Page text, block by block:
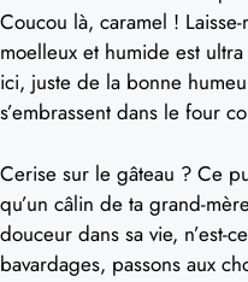
Coucou là, caramel !
moelleux et humide est
ici, juste de la bonne
s’embrassent dans le four
Cerise sur le gâteau ? Ce
qu’un câlin de ta grand-
douceur dans sa vie, n’est-
bavardages, passons aux